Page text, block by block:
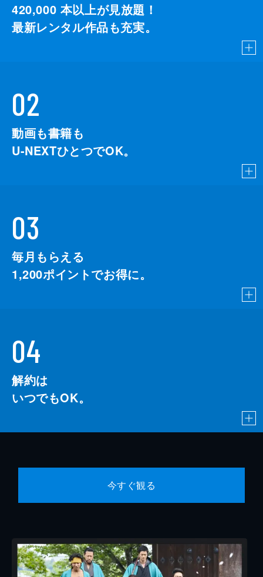
420,000 本以上が見放題！
最新レンタル作品も充実。
02
動画も書籍も
U-NEXTひとつでOK。
03
毎月もらえる
1,200ポイントでお得に。
04
解約は
いつでもOK。
今すぐ観る